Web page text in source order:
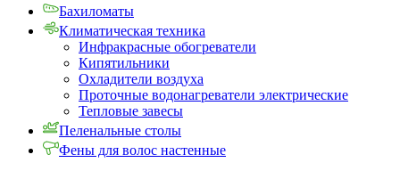
Бахиломаты
Климатическая техника
Инфракрасные обогреватели
Кипятильники
Охладители воздуха
Проточные водонагреватели электрические
Тепловые завесы
Пеленальные столы
Фены для волос настенные